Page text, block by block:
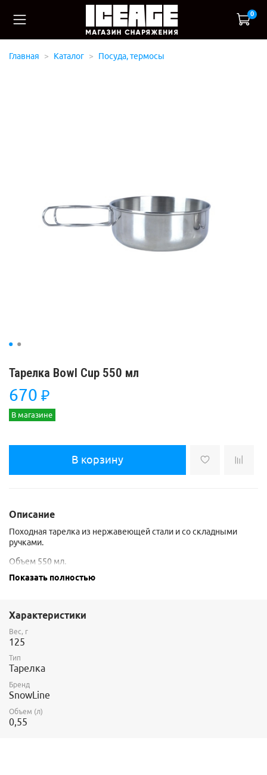
0
Главная Каталог Посуда, термосы
Тарелка Bowl Cup 550 мл
670 ₽
В магазине
В корзину
Описание
Походная тарелка из нержавеющей стали и со складными
ручками.
Объем 550 мл.
Вес 125 грамм.
Показать полностью
Характеристики
Вес, г
125
Тип
Тарелка
Бренд
SnowLine
Объем (л)
0,55